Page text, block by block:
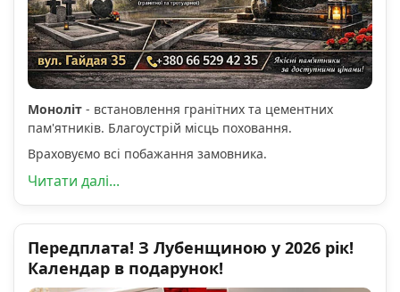
Моноліт - встановлення гранітних та цементних
пам'ятників. Благоустрій місць поховання.
Враховуємо всі побажання замовника.
Читати далі...
Передплата! З Лубенщиною у 2026 рік!
Календар в подарунок!